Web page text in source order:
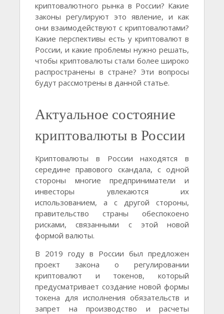
криптовалютного рынка в России? Какие
законы регулируют это явление, и как
они взаимодействуют с криптовалютами?
Какие перспективы есть у криптовалют в
России, и какие проблемы нужно решать,
чтобы криптовалюты стали более широко
распространены в стране? Эти вопросы
будут рассмотрены в данной статье.
Актуальное состояние
криптовалюты в России
Криптовалюты в России находятся в
середине правового скандала, с одной
стороны многие предприниматели и
инвесторы увлекаются их
использованием, а с другой стороны,
правительство страны обеспокоено
рисками, связанными с этой новой
формой валюты.
В 2019 году в России был предложен
проект закона о регулировании
криптовалют и токенов, который
предусматривает создание новой формы
токена для исполнения обязательств и
запрет на производство и расчеты